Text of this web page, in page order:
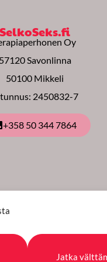
Jatka
SelkoSeks.fi
Oy
57120 Savonlinna
50100 Mikkeli
2450832-7
+358 50 344 7864
ja